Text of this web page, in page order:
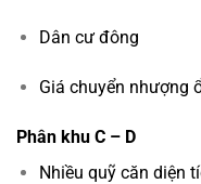
Dân cư đông
Giá chuyển nhượng
Phân khu C – D
Nhiều quỹ căn diện